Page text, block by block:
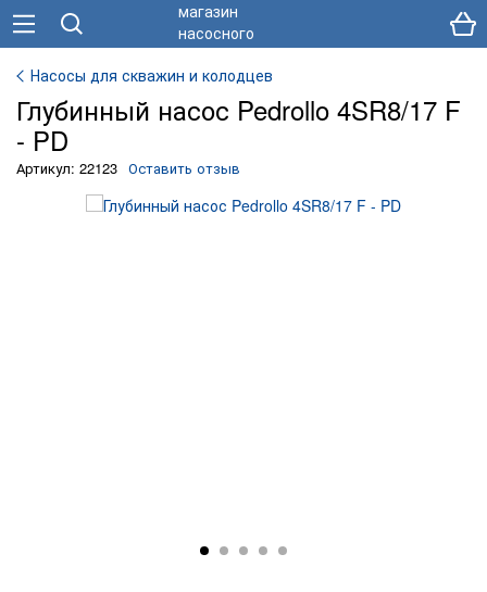
Насосы для скважин и колодцев
Глубинный насос Pedrollo 4SR8/17 F
- PD
Артикул: 22123 Оставить отзыв